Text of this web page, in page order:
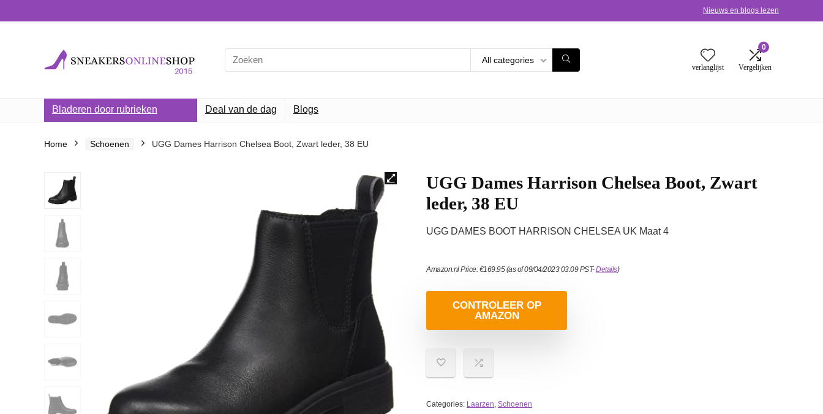
Nieuws en blogs lezen
Search
for:
All categories
verlanglijst
0
Vergelijken
Bladeren door rubrieken Deal van de dag Blogs
Home Schoenen UGG Dames Harrison Chelsea Boot, Zwart leder, 38 EU
UGG Dames Harrison Chelsea Boot, Zwart
leder, 38 EU
UGG DAMES BOOT HARRISON CHELSEA UK Maat 4
Amazon.nl Price:€169.95(as of 09/04/2023 03:09 PST-Details)
CONTROLEER OP
AMAZON
Categories: Laarzen, Schoenen